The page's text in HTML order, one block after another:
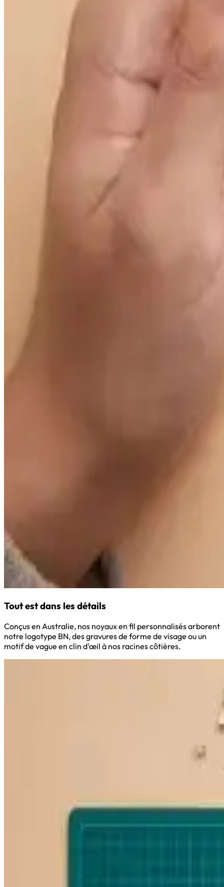
Tout est dans les détails
Conçus en Australie, nos noyaux en fil personnalisés arborent
notre logotype BN, des gravures de forme de visage ou un
motif de vague en clin d'œil à nos racines côtières.